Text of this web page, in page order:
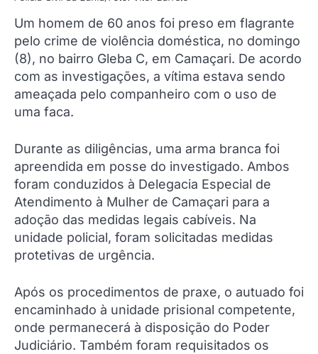
Um homem de 60 anos foi preso em flagrante
pelo crime de violência doméstica, no domingo
(8), no bairro Gleba C, em Camaçari. De acordo
com as investigações, a vítima estava sendo
ameaçada pelo companheiro com o uso de
uma faca.
Durante as diligências, uma arma branca foi
apreendida em posse do investigado. Ambos
foram conduzidos à Delegacia Especial de
Atendimento à Mulher de Camaçari para a
adoção das medidas legais cabíveis. Na
unidade policial, foram solicitadas medidas
protetivas de urgência.
Após os procedimentos de praxe, o autuado foi
encaminhado à unidade prisional competente,
onde permanecerá à disposição do Poder
Judiciário. Também foram requisitados os